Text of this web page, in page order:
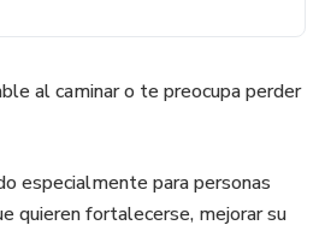
al caminar o te preocupa perder
especialmente para personas
quieren fortalecerse, mejorar su